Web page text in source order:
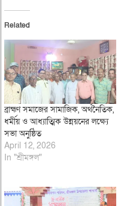
Related
ব্রাহ্মণ সমাজের সামাজিক, অর্থনৈতিক,
ধর্মীয় ও আধ্যাত্মিক উন্নয়নের লক্ষ্যে
সভা অনুষ্ঠিত
April 12, 2026
In "শ্রীমঙ্গল"